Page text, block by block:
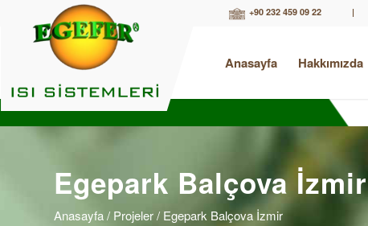
+90 232 459 09 22 |
Anasayfa Hakkımızda
Egepark Balçova İzmir
Anasayfa/ Projeler / Egepark Balçova İzmir